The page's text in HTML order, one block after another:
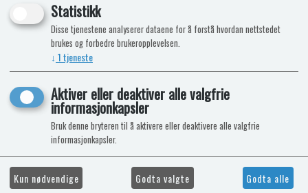
Statistikk
Disse tjenestene analyserer dataene for å forstå hvordan nettstedet
brukes og forbedre brukeropplevelsen.
↓ 1tjeneste
Aktiver eller deaktiver alle valgfrie
informasjonkapsler
Bruk denne bryteren til å aktivere eller deaktivere alle valgfrie
informasjonkapsler.
Kun nødvendige Godta valgte Godta alle